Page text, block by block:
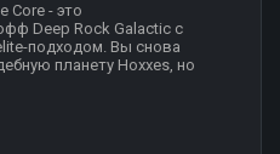
Core - это
Deep Rock Galactic с
подходом. Вы снова
планету Hoxxes, но